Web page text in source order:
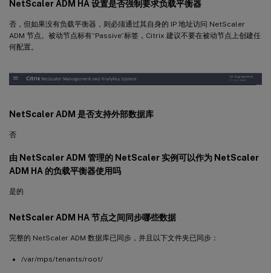
NetScaler ADM HA 设置是否强制要求负载平衡器
否，但如果没有负载平衡器，则必须通过其自身的 IP 地址访问 NetScaler
ADM 节点。被动节点标有“Passive”标签，Citrix 建议不要在被动节点上创建任
何配置。
NetScaler ADM 是否支持外部数据库
否
由 NetScaler ADM 管理的 NetScaler 实例可以作为 NetScaler
ADM HA 的负载平衡器使用吗
是的
NetScaler ADM HA 节点之间同步哪些数据
完整的 NetScaler ADM 数据库已同步，并且以下文件夹已同步：
/var/mps/tenants/root/